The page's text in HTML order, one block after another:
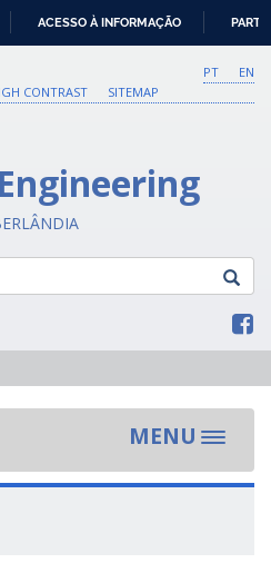
O
CONTEÚDO
ACESSO À INFORMAÇÃO
PT
EN
CONTRAST SITEMAP
MENU
Toggle